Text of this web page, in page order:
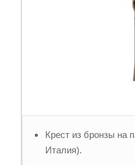
Крест из бронзы на
Италия).